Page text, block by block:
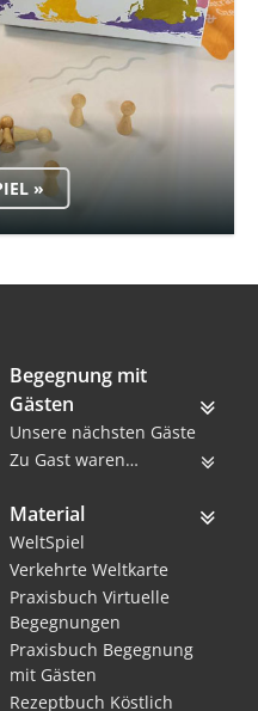
»
Begegnung mit
Gästen
Unsere nächsten Gäste
Zu Gast waren…
Material
WeltSpiel
Verkehrte Weltkarte
Praxisbuch Virtuelle
Begegnungen
Praxisbuch Begegnung
mit Gästen
Rezeptbuch Köstlich